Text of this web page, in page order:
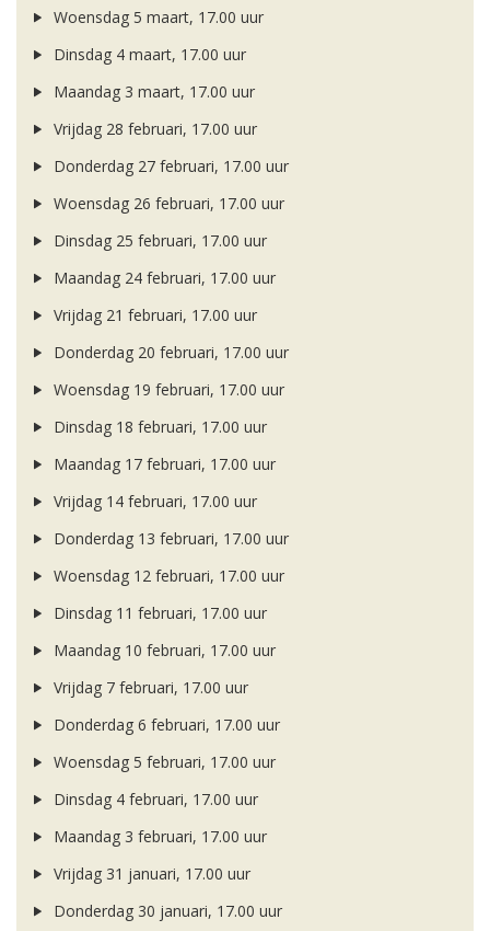
Woensdag 5 maart, 17.00 uur
Dinsdag 4 maart, 17.00 uur
Maandag 3 maart, 17.00 uur
Vrijdag 28 februari, 17.00 uur
Donderdag 27 februari, 17.00 uur
Woensdag 26 februari, 17.00 uur
Dinsdag 25 februari, 17.00 uur
Maandag 24 februari, 17.00 uur
Vrijdag 21 februari, 17.00 uur
Donderdag 20 februari, 17.00 uur
Woensdag 19 februari, 17.00 uur
Dinsdag 18 februari, 17.00 uur
Maandag 17 februari, 17.00 uur
Vrijdag 14 februari, 17.00 uur
Donderdag 13 februari, 17.00 uur
Woensdag 12 februari, 17.00 uur
Dinsdag 11 februari, 17.00 uur
Maandag 10 februari, 17.00 uur
Vrijdag 7 februari, 17.00 uur
Donderdag 6 februari, 17.00 uur
Woensdag 5 februari, 17.00 uur
Dinsdag 4 februari, 17.00 uur
Maandag 3 februari, 17.00 uur
Vrijdag 31 januari, 17.00 uur
Donderdag 30 januari, 17.00 uur